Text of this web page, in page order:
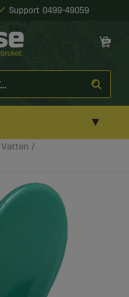
Support 0499-49059
▼
Vatten